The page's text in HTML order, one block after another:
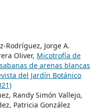
Rodríguez, Jorge A.
Oliver, Micotrofía de
de arenas blancas
del Jardín Botánico
Randy Simón Vallejo,
Patricia González